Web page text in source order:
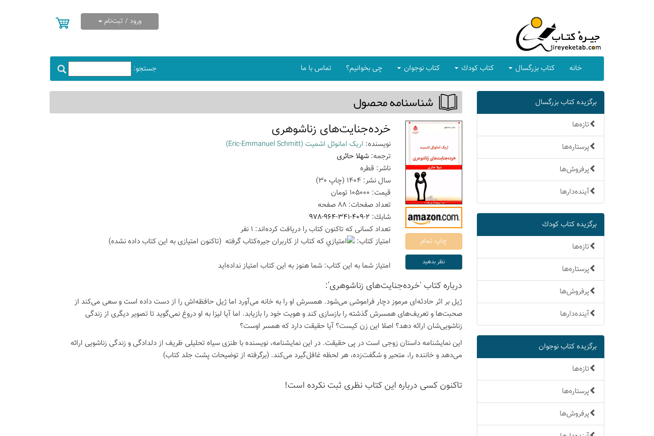
ورود / ثبت‌نام
جستجو: خانه كتاب بزرگسال كتاب كودك كتاب نوجوان چی بخوانیم؟ تماس با ما
برگزیده كتاب بزرگسال
تازه‌ها
پرستاره‌ها
پرفروش‌ها
آینده‌دارها
برگزیده كتاب كودك
تازه‌ها
پرستاره‌ها
پرفروش‌ها
آینده‌دارها
برگزیده كتاب نوجوان
تازه‌ها
پرستاره‌ها
پرفروش‌ها
شناسنامه محصول
خرده‌جنایت‌های زناشوهری
نویسنده: اریک امانوئل اشمیت (Éric-Emmanuel Schmitt)
ترجمه: شهلا حائری
ناشر: قطره
سال نشر: 1404 (چاپ 30
)
قیمت: 105000 تومان
تعداد صفحات: 88 صفحه
شابك: 978-964-341-409-2
تعداد كسانی كه تاكنون كتاب را دریافت كرده‌اند: 1 نفر
امتیاز كتاب:
(تاكنون امتیازی به این كتاب داده نشده)
امتیاز شما به این كتاب: شما هنوز به این كتاب امتیاز نداده‌اید
درباره كتاب 'خرده‌جنایت‌های زناشوهری':
ژیل بر اثر حادثه‌ای مرموز دچار فراموشی می‌شود. همسرش او را به خانه می‌آورد اما ژیل حافظه‌اش را از دست داده است و سعی می‌کند از
صحبت‌ها و تعریف‌های همسرش گذشته را بازسازی کند و هویت خود را بازیابد. اما آیا لیزا به او دروغ نمی‌گوید تا تصویر دیگری از زندگی
زناشویی‌شان ارائه دهد؟ اصلا این زن کیست؟ آیا حقیقت دارد که همسر اوست؟
این نمایشنامه داستان زوجی است در پی حقیقت. در این نمایشنامه، نویسنده با طنزی سیاه تحلیلی ظریف از دلدادگی و زندگی زناشویی ارائه
می‌دهد و خاننده را، متحیر و شگفت‌زده، هر لحظه غافل‌گیرد می‌کند. (برگرفته از توضیحات پشت جلد کتاب)
تاكنون كسی درباره این كتاب نظری ثبت نكرده است!